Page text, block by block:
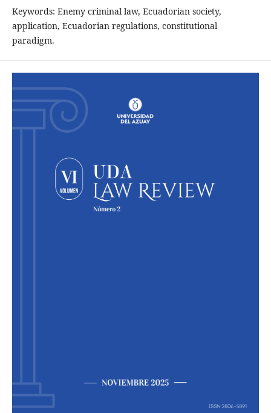
Keywords: Enemy criminal law, Ecuadorian society,
application, Ecuadorian regulations, constitutional
paradigm.